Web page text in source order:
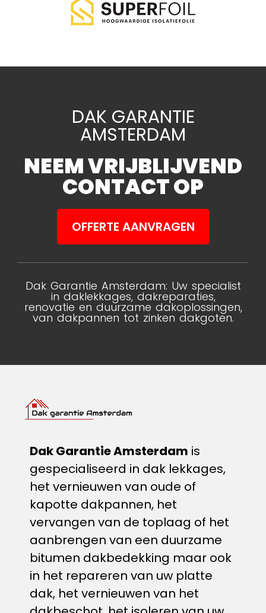
DAK GARANTIE
AMSTERDAM
NEEM VRIJBLIJVEND
CONTACT OP
OFFERTE AANVRAGEN
Dak Garantie Amsterdam: Uw specialist
in daklekkages, dakreparaties,
renovatie en duurzame dakoplossingen,
van dakpannen tot zinken dakgoten.
Dak Garantie Amsterdam is
gespecialiseerd in dak lekkages,
het vernieuwen van oude of
kapotte dakpannen, het
vervangen van de toplaag of het
aanbrengen van een duurzame
bitumen dakbedekking​ maar ook
in het repareren van uw platte
dak, het vernieuwen van het